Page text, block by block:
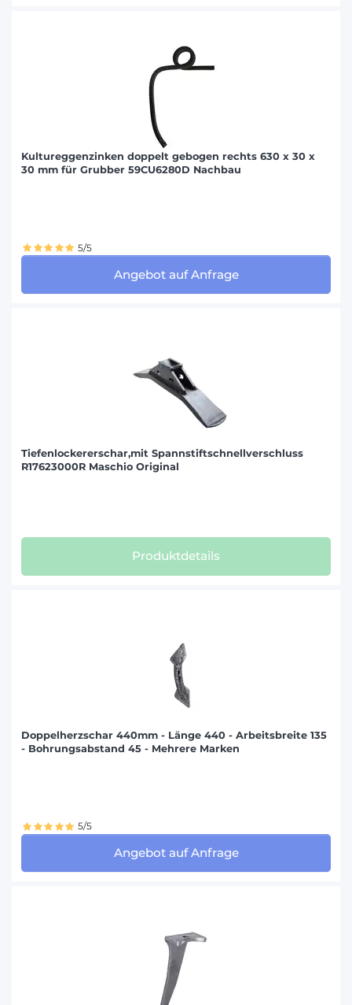
Kultureggenzinken doppelt gebogen rechts 630 x 30 x
30 mm für Grubber 59CU6280D Nachbau
5/5
Angebot auf Anfrage
Tiefenlockererschar,mit Spannstiftschnellverschluss
R17623000R Maschio Original
Produktdetails
Doppelherzschar 440mm - Länge 440 - Arbeitsbreite 135
- Bohrungsabstand 45 - Mehrere Marken
5/5
Angebot auf Anfrage